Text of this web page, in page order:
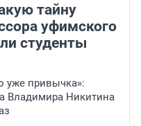
тайну
уфимского
студенты
уже привычка»:
Владимира Никитина